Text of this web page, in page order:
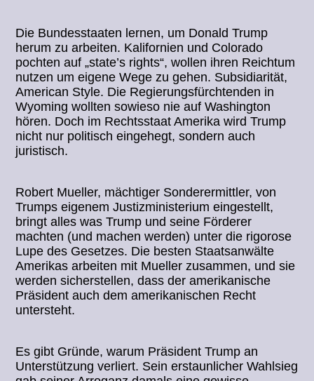
Die Bundesstaaten lernen, um Donald Trump
herum zu arbeiten. Kalifornien und Colorado
pochten auf „state’s rights“, wollen ihren Reichtum
nutzen um eigene Wege zu gehen. Subsidiarität,
American Style. Die Regierungsfürchtenden in
Wyoming wollten sowieso nie auf Washington
hören. Doch im Rechtsstaat Amerika wird Trump
nicht nur politisch eingehegt, sondern auch
juristisch.
Robert Mueller, mächtiger Sonderermittler, von
Trumps eigenem Justizministerium eingestellt,
bringt alles was Trump und seine Förderer
machten (und machen werden) unter die rigorose
Lupe des Gesetzes. Die besten Staatsanwälte
Amerikas arbeiten mit Mueller zusammen, und sie
werden sicherstellen, dass der amerikanische
Präsident auch dem amerikanischen Recht
untersteht.
Es gibt Gründe, warum Präsident Trump an
Unterstützung verliert. Sein erstaunlicher Wahlsieg